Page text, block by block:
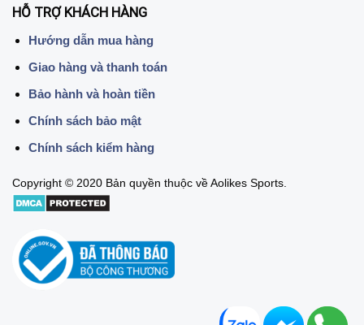
HỖ TRỢ KHÁCH HÀNG
Hướng dẫn mua hàng
Giao hàng và thanh toán
Bảo hành và hoàn tiền
Chính sách bảo mật
Chính sách kiểm hàng
Copyright © 2020 Bản quyền thuộc về Aolikes Sports.